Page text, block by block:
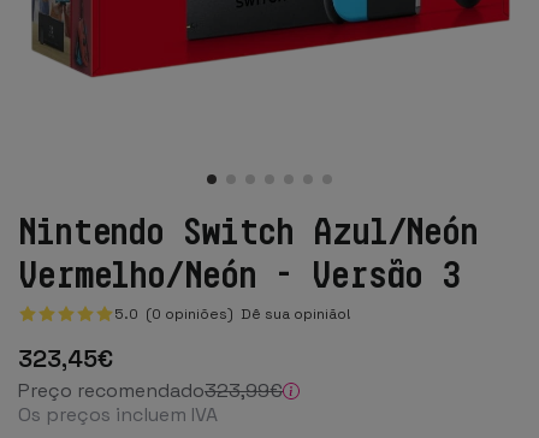
Nintendo Switch Azul/Neón
Vermelho/Neón - Versão 3
5.0 (0 opiniões) Dê sua opinião!
323,45€
Preço recomendado323,99€
Os preços incluem IVA